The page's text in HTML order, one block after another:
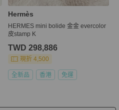
Hermès
HERMES mini bolide 金金 evercolor
皮stamp K
TWD 298,886
現折 4,500
全新品 香港 免運